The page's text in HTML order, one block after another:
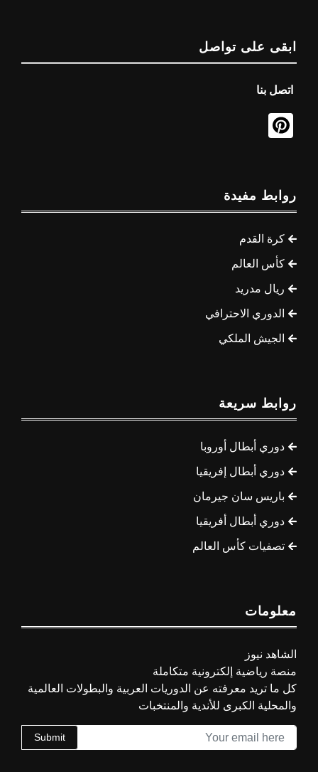
ابقى على تواصل
اتصل بنا
روابط مفيدة
كرة القدم
كأس العالم
ريال مدريد
الدوري الاحترافي
الجيش الملكي
روابط سريعة
دوري أبطال أوروبا
دوري أبطال إفريقيا
باريس سان جيرمان
دوري أبطال أفريقيا
تصفيات كأس العالم
معلومات
الشاهد نيوز
منصة رياضية إلكترونية متكاملة
كل ما تريد معرفته عن الدوريات العربية والبطولات العالمية
والمحلية الكبرى للأندية والمنتخبات
Submit